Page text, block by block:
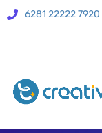
6281 22222 7920